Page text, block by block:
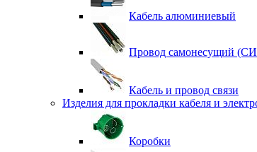
Кабель алюминиевый
Провод самонесущий
Кабель и провод связи
Изделия для прокладки кабеля и
Коробки